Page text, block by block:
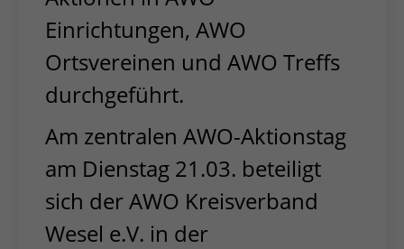
Einrichtungen, AWO
Ortsvereinen und AWO Treffs
durchgeführt.
Am zentralen AWO-Aktionstag
am Dienstag 21.03. beteiligt
sich der AWO Kreisverband
Wesel e.V. in der